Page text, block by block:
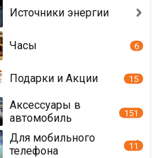
Источники энергии
Часы 6
Подарки и Акции 15
Аксессуары в
автомобиль
151
Для мобильного
телефона
11